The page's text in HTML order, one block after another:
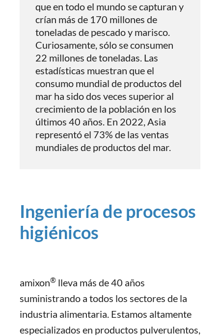
que en todo el mundo se capturan y
crían más de 170 millones de
toneladas de pescado y marisco.
Curiosamente, sólo se consumen
22 millones de toneladas. Las
estadísticas muestran que el
consumo mundial de productos del
mar ha sido dos veces superior al
crecimiento de la población en los
últimos 40 años. En 2022, Asia
representó el 73% de las ventas
mundiales de productos del mar.
Ingeniería de procesos
higiénicos
amixon® lleva más de 40 años
suministrando a todos los sectores de la
industria alimentaria. Estamos altamente
especializados en productos pulverulentos,